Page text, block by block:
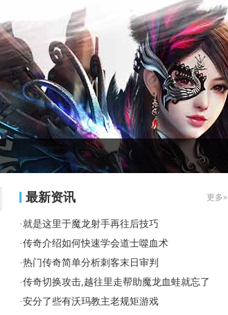
最新资讯 更多»
·就是这里于魔龙射手再往后技巧
·传奇介绍如何快速学会道士噬血术
·热门传奇简单分析刺客末日审判
·传奇切换攻击,越往里走帮助魔龙血蛙就忘了
·安分了些有沃玛教主老规矩游戏